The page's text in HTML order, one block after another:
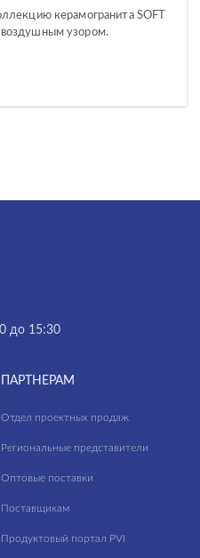
керамогранита SOFT
узором.
до 15:30
ПАРТНЕРАМ
Отдел проектных продаж
Региональные представители
Оптовые поставки
Поставщикам
Продуктовый портал PVI